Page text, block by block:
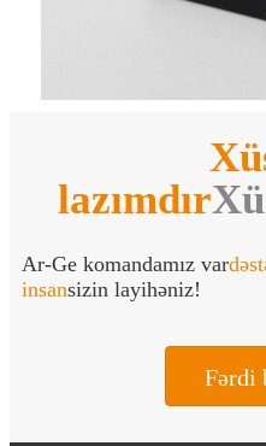
lazımdır
Ar-Ge komandamız var
insansizin layihəniz!
Fərdi